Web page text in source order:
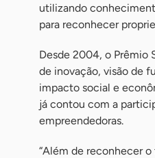
utilizando
para reconhecer
Desde 2004, o Prêmio
de inovação, visão de
impacto social e
já contou com a
empreendedoras.
“Além de reconhecer